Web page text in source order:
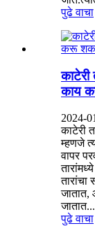
पुढे वाचा
काय
2024-
काटेरी
म्हणजे
वापर
जातात,
जातात...
पुढे वाचा